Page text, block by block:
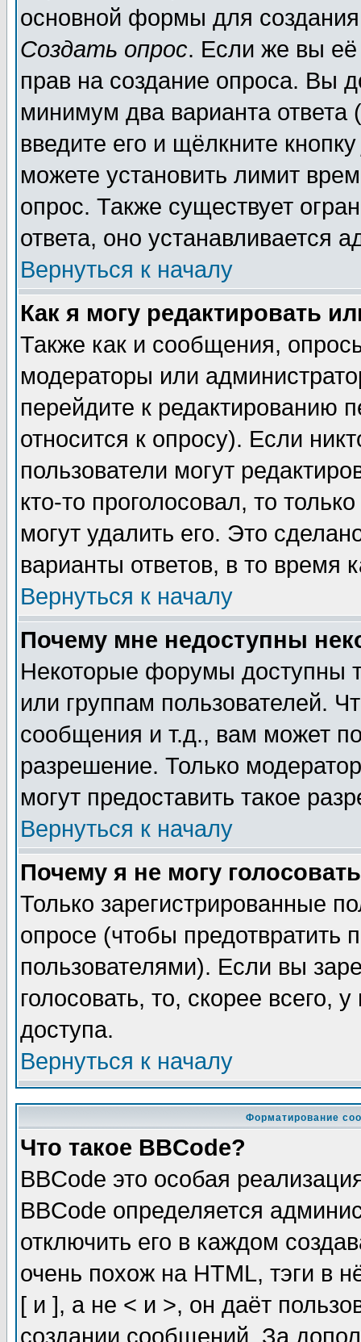
основной формы для
Создать опрос. Если же вы её
прав на создание опроса. Вы
минимум два варианта ответа
введите его и щёлкните
можете установить лимит
опрос. Также существует
ответа, оно устанавливается
Вернуться к началу
Как я могу редактировать
Также как и сообщения,
модераторы или
перейдите к редактированию
относится к опросу). Если
пользователи могут
кто-то проголосовал, то
могут удалить его. Это
варианты ответов, в то время
Вернуться к началу
Почему мне недоступны
Некоторые форумы доступны
или группам пользователей.
сообщения и т.д., вам может
разрешение. Только
могут предоставить такое
Вернуться к началу
Почему я не могу
Только зарегистрированные
опросе (чтобы предотвратить
пользователями). Если вы
голосовать, то, скорее всего,
доступа.
Вернуться к началу
Форматирование
Что такое BBCode?
BBCode это особая
BBCode определяется
отключить его в каждом
очень похож на HTML, тэги в
[ и ], а не < и >, он даёт
создании сообщений. За